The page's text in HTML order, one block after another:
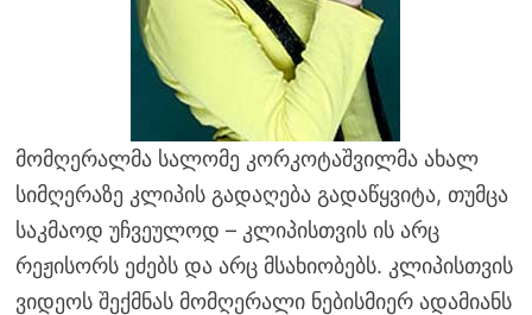
მომღერალმა სალომე კორკოტაშვილმა ახალ
სიმღერაზე კლიპის გადაღება გადაწყვიტა, თუმცა
საკმაოდ უჩვეულოდ – კლიპისთვის ის არც
რეჟისორს ეძებს და არც მსახიობებს. კლიპისთვის
ვიდეოს შექმნას მომღერალი ნებისმიერ ადამიანს